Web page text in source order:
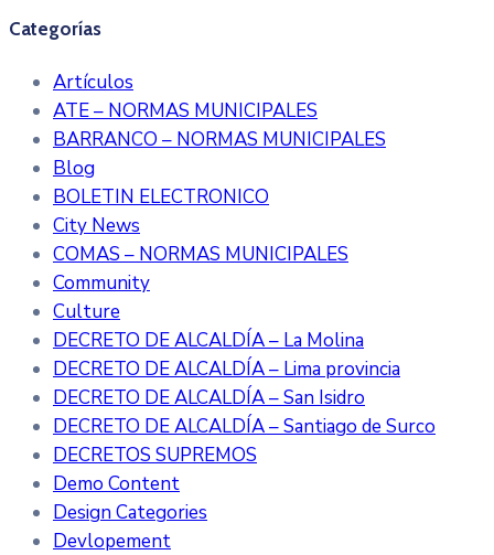
Categorías
Artículos
ATE – NORMAS MUNICIPALES
BARRANCO – NORMAS MUNICIPALES
Blog
BOLETIN ELECTRONICO
City News
COMAS – NORMAS MUNICIPALES
Community
Culture
DECRETO DE ALCALDÍA – La Molina
DECRETO DE ALCALDÍA – Lima provincia
DECRETO DE ALCALDÍA – San Isidro
DECRETO DE ALCALDÍA – Santiago de Surco
DECRETOS SUPREMOS
Demo Content
Design Categories
Devlopement